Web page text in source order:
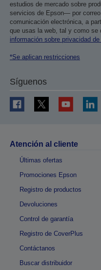
estudios de mercado sobre
servicios de Epson— por
comunicación electrónica, a
que usas la web, tal y como se
información sobre privacidad
*Se aplican restricciones
Síguenos
Atención al cliente
Últimas ofertas
Promociones Epson
Registro de productos
Devoluciones
Control de garantía
Registro de CoverPlus
Contáctanos
Buscar distribuidor